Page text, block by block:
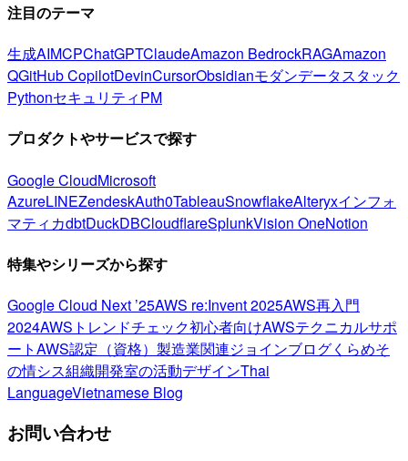
注目のテーマ
生成AIMCPChatGPTClaudeAmazon BedrockRAGAmazon
QGitHub CopilotDevinCursorObsidianモダンデータスタック
PythonセキュリティPM
プロダクトやサービスで探す
Google CloudMicrosoft
AzureLINEZendeskAuth0TableauSnowflakeAlteryxインフォ
マティカdbtDuckDBCloudflareSplunkVision OneNotion
特集やシリーズから探す
Google Cloud Next ’25AWS re:Invent 2025AWS再入門
2024AWSトレンドチェック初心者向けAWSテクニカルサポ
ートAWS認定（資格） 製造業関連ジョインブログくらめそ
の情シス組織開発室の活動デザインThai
LanguageVietnamese Blog
お問い合わせ